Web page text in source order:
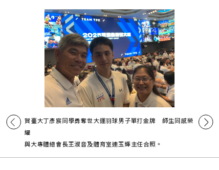
賀臺大丁彥宸同學勇奪世大運羽球男子單打金牌 師生同感榮
耀
與大專體總會長王淑音及體育室連玉輝主任合照。